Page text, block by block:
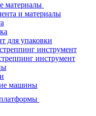
материалы
и материалы
для упаковки
инструмент
инструмент
машины